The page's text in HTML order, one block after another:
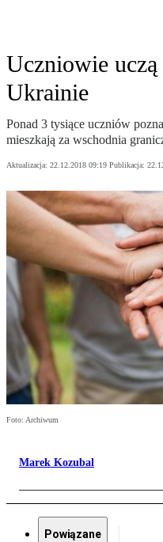
Uczniowie uczą
Ukrainie
Ponad 3 tysiące uczniów
mieszkają za wschodnia
Aktualizacja: 22.12.2018 09:19 Publikacja:
Foto: Archiwum
Marek Kozubal
Powiązane